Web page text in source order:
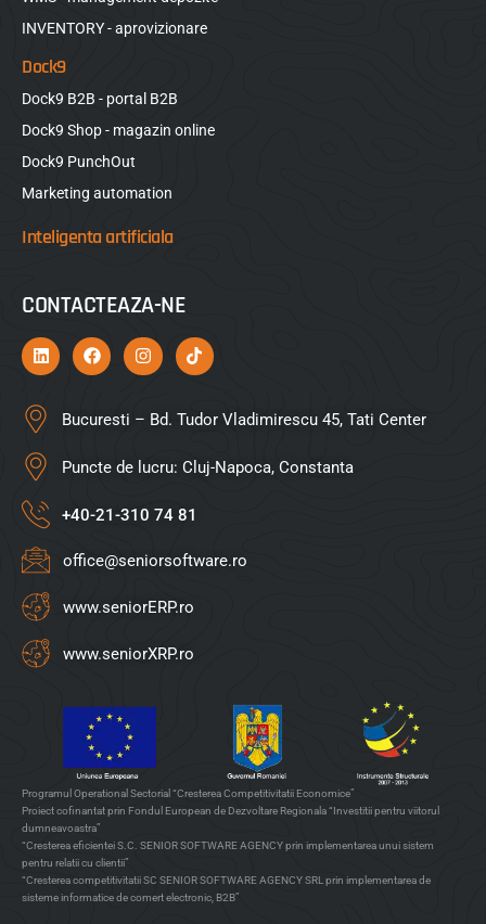
INVENTORY - aprovizionare
Dock9
Dock9 B2B - portal B2B
Dock9 Shop - magazin online
Dock9 PunchOut
Marketing automation
Inteligenta artificiala
Programul Operational Sectorial “Cresterea Competitivitatii Economice”
Proiect cofinantat prin Fondul European de Dezvoltare Regionala “Investitii pentru viitorul
dumneavoastra”
“Cresterea eficientei S.C. SENIOR SOFTWARE AGENCY prin implementarea unui sistem
pentru relatii cu clientii”
“Cresterea competitivitatii SC SENIOR SOFTWARE AGENCY SRL prin implementarea de
sisteme informatice de comert electronic, B2B”
CONTACTEAZA-NE
Bucuresti – Bd. Tudor Vladimirescu 45, Tati Center
Puncte de lucru: Cluj-Napoca, Constanta
+40-21-310 74 81
office@seniorsoftware.ro
www.seniorERP.ro
www.seniorXRP.ro